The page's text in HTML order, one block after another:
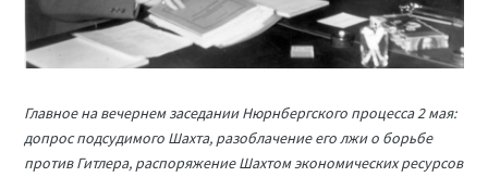
Главное на вечернем заседании Нюрнбергского процесса 2 мая:
допрос подсудимого Шахта, разоблачение его лжи о борьбе
против Гитлера, распоряжение Шахтом экономических ресурсов